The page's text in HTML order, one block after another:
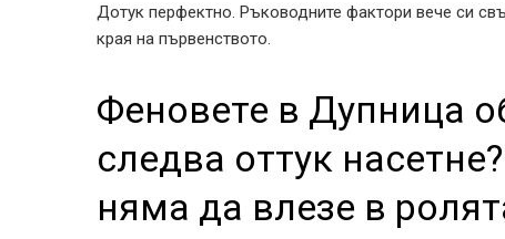
Дотук перфектно. Ръководните фактори вече си
края на първенството.
Феновете в Дупница
следва оттук
няма да влезе в